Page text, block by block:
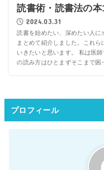
読書術・読書法の
2024.03.31
読書を始めたい、深めたい人
まとめて紹介しました。これ
いきたいと思います。 私は医
の読み方はひとまずそこまで困
プロフィール